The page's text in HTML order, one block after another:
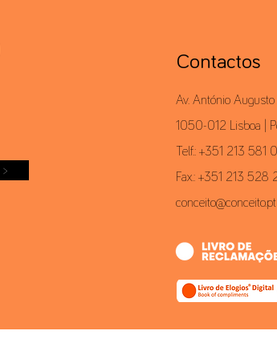
>
Contactos
Av. António Augusto
1050-012 Lisboa |
Telf.: +351 213 581
Fax.: +351 213 528
conceito@conceito.pt